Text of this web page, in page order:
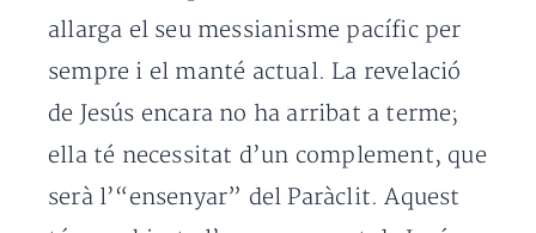
allarga el seu messianisme pacífic per
sempre i el manté actual. La revelació
de Jesús encara no ha arribat a terme;
ella té necessitat d’un complement, que
serà l’“ensenyar” del Paràclit. Aquest